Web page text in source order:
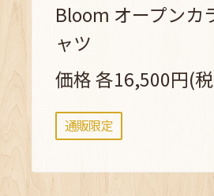
Bloom オープンカ
ャツ
価格 各16,500円(
通販限定